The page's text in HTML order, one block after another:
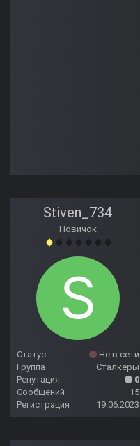
Stiven_734
Новичок
Статус
Не в сети
Группа
Сталкеры
Репутация
0
Сообщений
15
Регистрация
19.06.2023